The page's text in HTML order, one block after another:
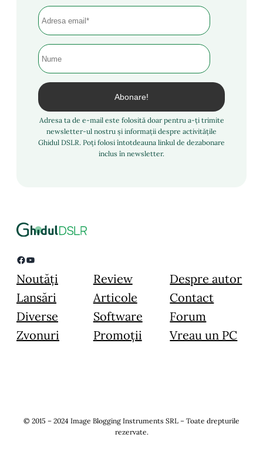
Adresa ta de e-mail este folosită doar pentru a-ți trimite
newsletter-ul nostru și informații despre activitățile
Ghidul DSLR. Poți folosi întotdeauna linkul de dezabonare
inclus în newsletter.
Facebook YouTube
Noutăți
Lansări
Diverse
Zvonuri
Review
Articole
Software
Promoții
Despre autor
Contact
Forum
Vreau un PC
© 2015 – 2024 Image Blogging Instruments SRL – Toate drepturile
rezervate.